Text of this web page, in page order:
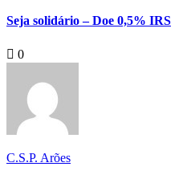
Seja solidário – Doe 0,5% IRS
0
C.S.P. Arões